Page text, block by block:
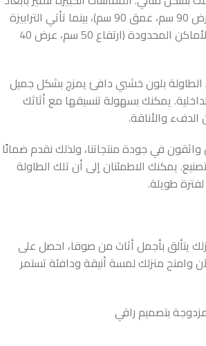
سخية (ارتفاع 37 سم، عرض 90 سم، عمق 90 سم)، بينما تأتي الترابيزة
الصغيرة بأبعاد مناسبة للأماكن المحدودة (ارتفاع 50 سم، عرض 40
الطاولة بلون خشبي دافئ يمزج بشكل جميل
يمكنك بسهولة تنسيقها مع أثاثك
والأناقة.
واثقون في جودة منتجاتنا، ولذلك نقدم ضمانًا
يمكنك الاطمئنان إلى أن تلك الطاولة
طويلة.
يتألق بأجمل أثاث من صوفا، احصل على
وامنح منزلك لمسة أنيقة ودافئة تستمر